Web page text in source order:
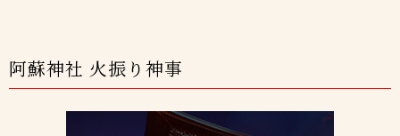
阿蘇神社 火振り神事